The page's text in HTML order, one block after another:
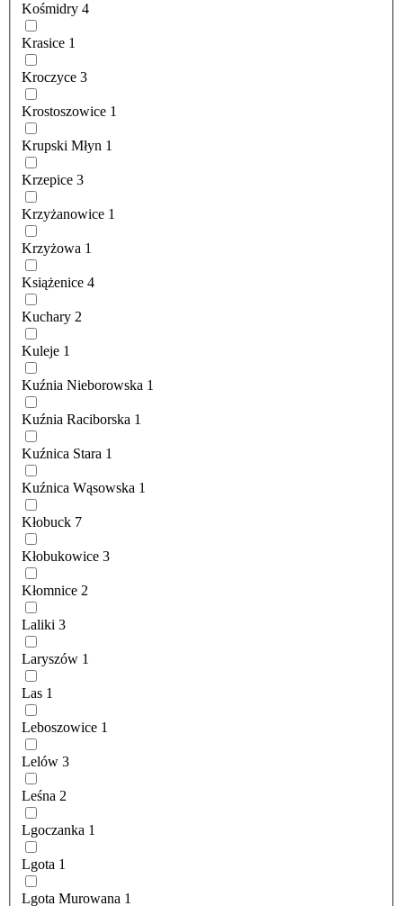
Kośmidry 4
Krasice 1
Kroczyce 3
Krostoszowice 1
Krupski Młyn 1
Krzepice 3
Krzyżanowice 1
Krzyżowa 1
Książenice 4
Kuchary 2
Kuleje 1
Kuźnia Nieborowska 1
Kuźnia Raciborska 1
Kuźnica Stara 1
Kuźnica Wąsowska 1
Kłobuck 7
Kłobukowice 3
Kłomnice 2
Laliki 3
Laryszów 1
Las 1
Leboszowice 1
Lelów 3
Leśna 2
Lgoczanka 1
Lgota 1
Lgota Murowana 1